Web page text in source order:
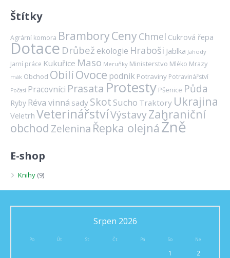
Štítky
Agrární komora BramboryCenyChmel Cukrová řepa
Dotace Drůbež ekologie Hraboši Jablka Jahody
Jarní práce Kukuřice Maso Meruňky Ministerstvo Mléko Mrazy
mák Obchod ObilíOvoce podnik Potraviny Potravinářství
Počasí Pracovníci Prasata Protesty Pšenice Půda
Ryby Réva vinná sady Skot Sucho Traktory Ukrajina
Veletrh VeterinářstvíVýstavyZahraniční
obchod Zelenina Řepka olejná Žně
E-shop
Knihy (9)
Srpen 2026
Po Út St Čt Pá So Ne
1
2